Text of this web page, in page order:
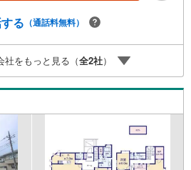
。◆FPによるライフサポート◆専属ファ
くアドバイスいたします。ご契約前後
てご利用いただけます。◆安心の環境◆
スペースを完備し、ご家族でのご来店
で皆様の住まい探しをサポートいたし
る （通話料無料）
社をもっと見る（全2社）